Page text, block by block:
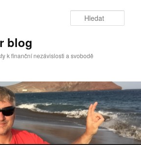
blog
k finanční nezávislosti a svobodě